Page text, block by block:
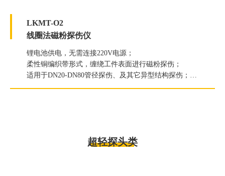
LKMT-O2
线圈法磁粉探伤仪
锂电池供电，无需连接220V电源；
柔性铜编织带形式，缠绕工件表面进行磁粉探伤；
适用于DN20-DN80管径探伤、及其它异型结构探伤；
超轻探头类